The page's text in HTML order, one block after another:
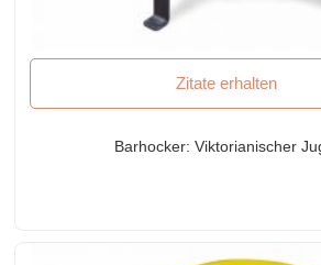
Zitate erhalten
Barhocker: Viktorianischer